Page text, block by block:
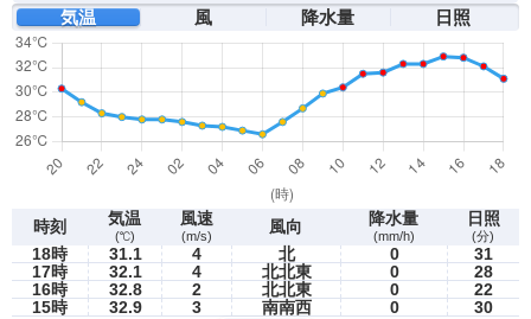
気温 風 降水量 日照
時刻 気温
(℃)
風速
(m/s) 風向 降水量
(mm/h)
日照
(分)
18時 31.1 4 北 0
31
17時
32.1 4 北北東 0
28
16時
32.8 2 北北東 0
22
15時
32.9 3 南南西 0 30